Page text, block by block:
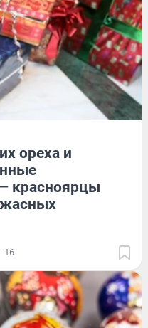
ореха и
красноярцы
16